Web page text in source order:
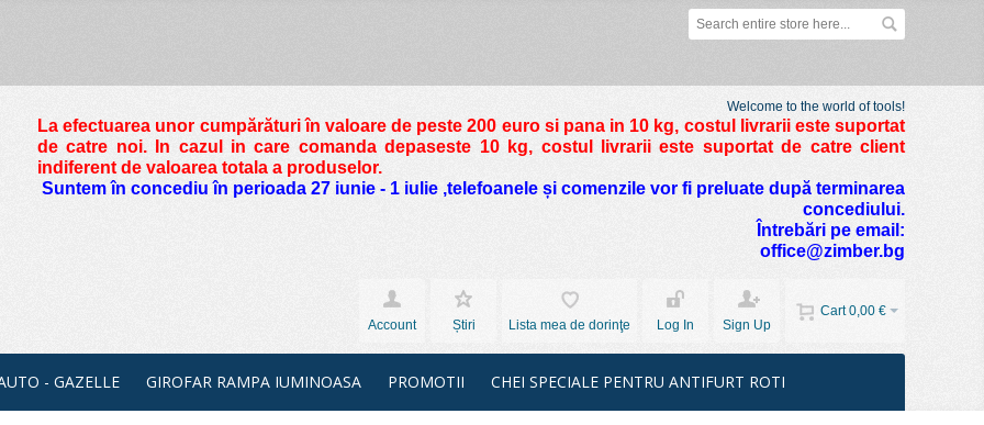
Welcome to the world of tools!
La efectuarea unor cumpărături în valoare de peste 200 euro si pana in 10 kg, costul livrarii este suportat
de catre noi. In cazul in care comanda depaseste 10 kg, costul livrarii este suportat de catre client
indiferent de valoarea totala a produselor.
Suntem în concediu în perioada 27 iunie - 1 iulie ,telefoanele și comenzile vor fi preluate după terminarea
concediului.
Întrebări pe email:
office@zimber.bg
Cart 0,00 €
Account
Știri Lista mea de dorinţe Log In Sign Up
- GAZELLE GIROFAR RAMPA IUMINOASA PROMOTII CHEI SPECIALE PENTRU ANTIFURT ROTI